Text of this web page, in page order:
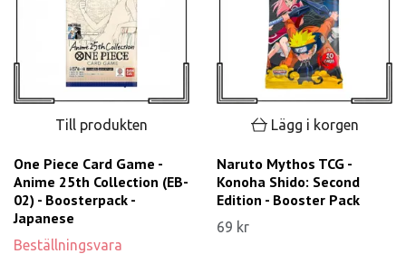
Till produkten
One Piece Card Game -
Anime 25th Collection (EB-
02) - Boosterpack -
Japanese
Beställningsvara
Lägg i korgen
Naruto Mythos TCG -
Konoha Shido: Second
Edition - Booster Pack
69 kr